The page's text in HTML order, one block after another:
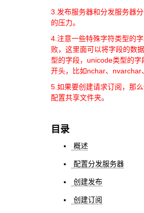
3.发布服务器和分发服务器
的压力。
4.注意一些特殊字符类型的
败，这里面可以将字段的数
型的字段，unicode类型的
开头，比如nchar、nvarchar
5.如果要创建请求订阅，那
配置共享文件夹。
目录
概述
配置分发服务器
创建发布
创建订阅